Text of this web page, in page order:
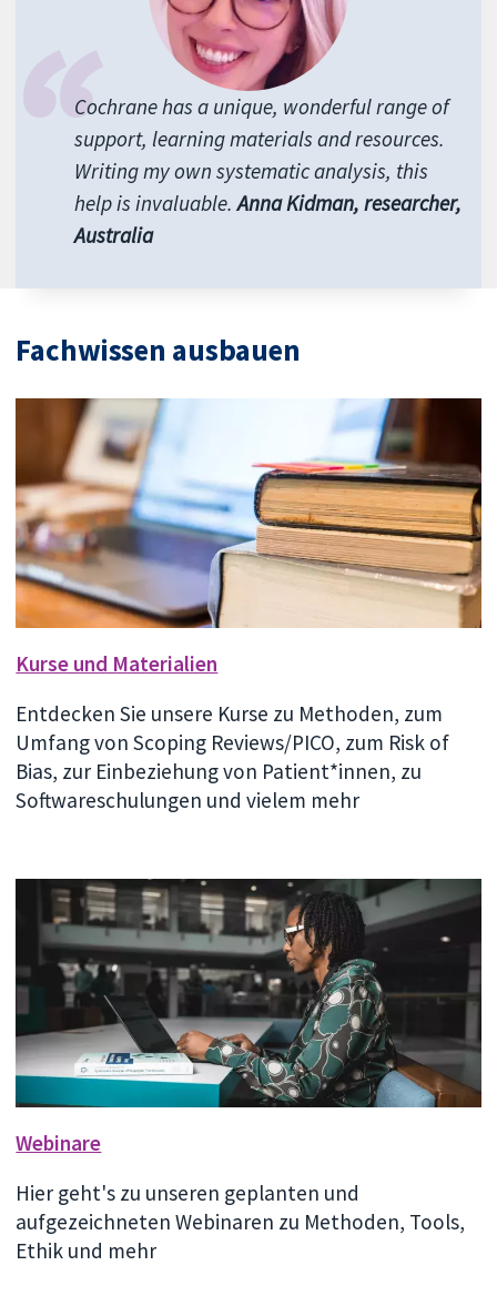
Cochrane has a unique, wonderful range of
support, learning materials and resources.
Writing my own systematic analysis, this
help is invaluable.Anna Kidman, researcher,
Australia
Fachwissen ausbauen
Kurse und Materialien
Entdecken Sie unsere Kurse zu Methoden, zum
Umfang von Scoping Reviews/PICO, zum Risk of
Bias, zur Einbeziehung von Patient*innen, zu
Softwareschulungen und vielem mehr
Webinare
Hier geht's zu unseren geplanten und
aufgezeichneten Webinaren zu Methoden, Tools,
Ethik und mehr